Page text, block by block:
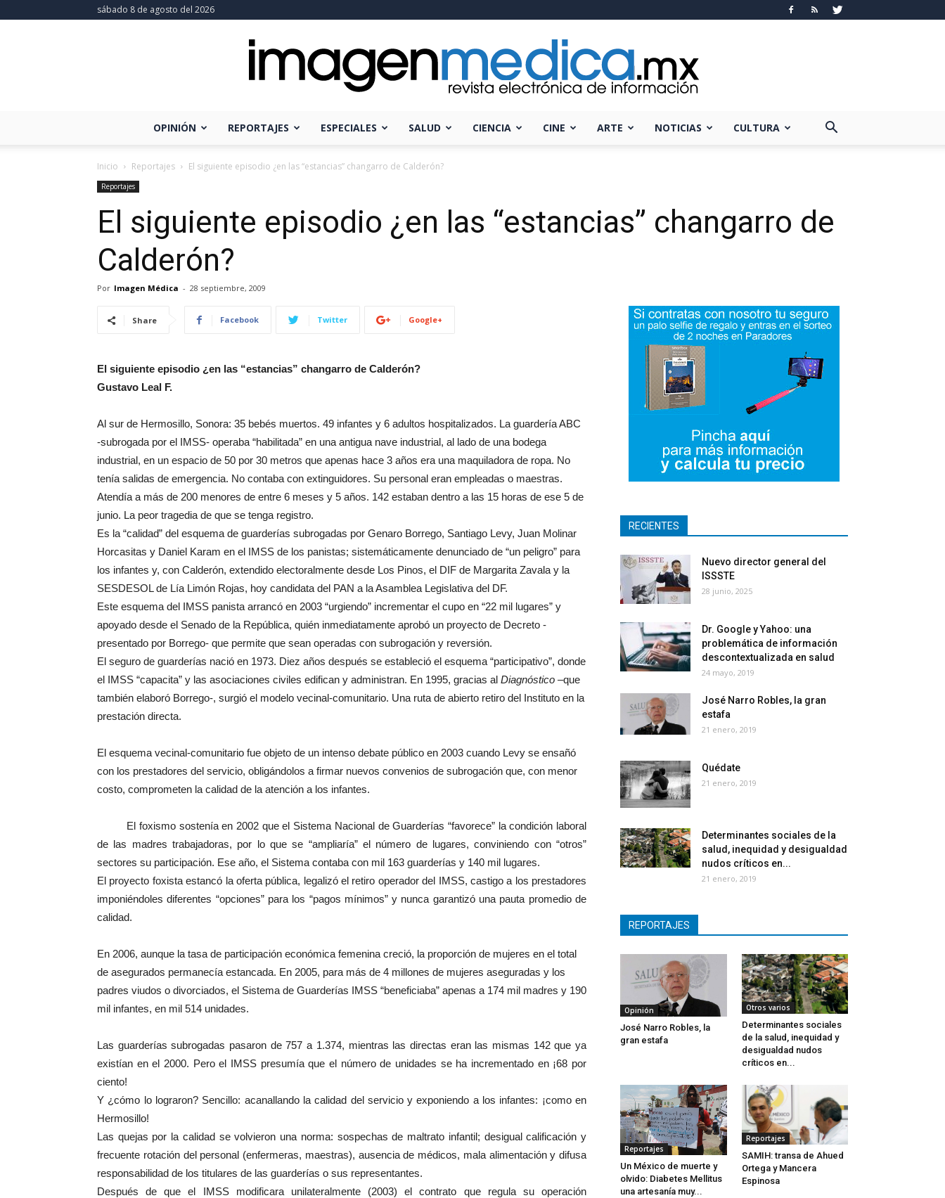
sábado 8 de agosto del 2026
OPINIÓN REPORTAJES ESPECIALES SALUD CIENCIA CINE ARTE NOTICIAS CULTURA
Inicio Reportajes El siguiente episodio ¿en las “estancias” changarro de Calderón?
Reportajes
El siguiente episodio ¿en las “estancias” changarro de
Calderón?
Por Imagen Médica - 28 septiembre, 2009
Share Facebook Twitter Google+
El siguiente episodio ¿en las “estancias” changarro de Calderón?
Gustavo Leal F.
Al sur de Hermosillo, Sonora: 35 bebés muertos. 49 infantes y 6 adultos hospitalizados. La guardería ABC
-subrogada por el IMSS- operaba “habilitada” en una antigua nave industrial, al lado de una bodega
industrial, en un espacio de 50 por 30 metros que apenas hace 3 años era una maquiladora de ropa. No
tenía salidas de emergencia. No contaba con extinguidores. Su personal eran empleadas o maestras.
Atendía a más de 200 menores de entre 6 meses y 5 años. 142 estaban dentro a las 15 horas de ese 5 de
junio. La peor tragedia de que se tenga registro.
Es la “calidad” del esquema de guarderías subrogadas por Genaro Borrego, Santiago Levy, Juan Molinar
Horcasitas y Daniel Karam en el IMSS de los panistas; sistemáticamente denunciado de “un peligro” para
los infantes y, con Calderón, extendido electoralmente desde Los Pinos, el DIF de Margarita Zavala y la
SESDESOL de Lía Limón Rojas, hoy candidata del PAN a la Asamblea Legislativa del DF.
Este esquema del IMSS panista arrancó en 2003 “urgiendo” incrementar el cupo en “22 mil lugares” y
apoyado desde el Senado de la República, quién inmediatamente aprobó un proyecto de Decreto -
presentado por Borrego- que permite que sean operadas con subrogación y reversión.
El seguro de guarderías nació en 1973. Diez años después se estableció el esquema “participativo”, donde
el IMSS “capacita” y las asociaciones civiles edifican y administran. En 1995, gracias al Diagnóstico –que
también elaboró Borrego-, surgió el modelo vecinal-comunitario. Una ruta de abierto retiro del Instituto en la
prestación directa.
El esquema vecinal-comunitario fue objeto de un intenso debate público en 2003 cuando Levy se ensañó
con los prestadores del servicio, obligándolos a firmar nuevos convenios de subrogación que, con menor
costo, comprometen la calidad de la atención a los infantes.
El foxismo sostenía en 2002 que el Sistema Nacional de Guarderías “favorece” la condición laboral
de las madres trabajadoras, por lo que se “ampliaría” el número de lugares, conviniendo con “otros”
sectores su participación. Ese año, el Sistema contaba con mil 163 guarderías y 140 mil lugares.
El proyecto foxista estancó la oferta pública, legalizó el retiro operador del IMSS, castigo a los prestadores
imponiéndoles diferentes “opciones” para los “pagos mínimos” y nunca garantizó una pauta promedio de
calidad.
En 2006, aunque la tasa de participación económica femenina creció, la proporción de mujeres en el total
de asegurados permanecía estancada. En 2005, para más de 4 millones de mujeres aseguradas y los
padres viudos o divorciados, el Sistema de Guarderías IMSS “beneficiaba” apenas a 174 mil madres y 190
mil infantes, en mil 514 unidades.
Las guarderías subrogadas pasaron de 757 a 1.374, mientras las directas eran las mismas 142 que ya
existían en el 2000. Pero el IMSS presumía que el número de unidades se ha incrementado en ¡68 por
ciento!
Y ¿cómo lo lograron? Sencillo: acanallando la calidad del servicio y exponiendo a los infantes: ¡como en
Hermosillo!
Las quejas por la calidad se volvieron una norma: sospechas de maltrato infantil; desigual calificación y
frecuente rotación del personal (enfermeras, maestras), ausencia de médicos, mala alimentación y difusa
responsabilidad de los titulares de las guarderías o sus representantes.
Después de que el IMSS modificara unilateralmente (2003) el contrato que regula su operación
RECIENTES
Nuevo director general del
ISSSTE
28 junio, 2025
Dr. Google y Yahoo: una
problemática de información
descontextualizada en salud
24 mayo, 2019
José Narro Robles, la gran
estafa
21 enero, 2019
Quédate
21 enero, 2019
Determinantes sociales de la
salud, inequidad y desigualdad
nudos críticos en...
21 enero, 2019
REPORTAJES
Opinión
José Narro Robles, la
gran estafa
Otros varios
Determinantes sociales
de la salud, inequidad y
desigualdad nudos
críticos en...
Reportajes
Un México de muerte y
olvido: Diabetes Mellitus
una artesanía muy...
Reportajes
SAMIH: transa de Ahued
Ortega y Mancera
Espinosa